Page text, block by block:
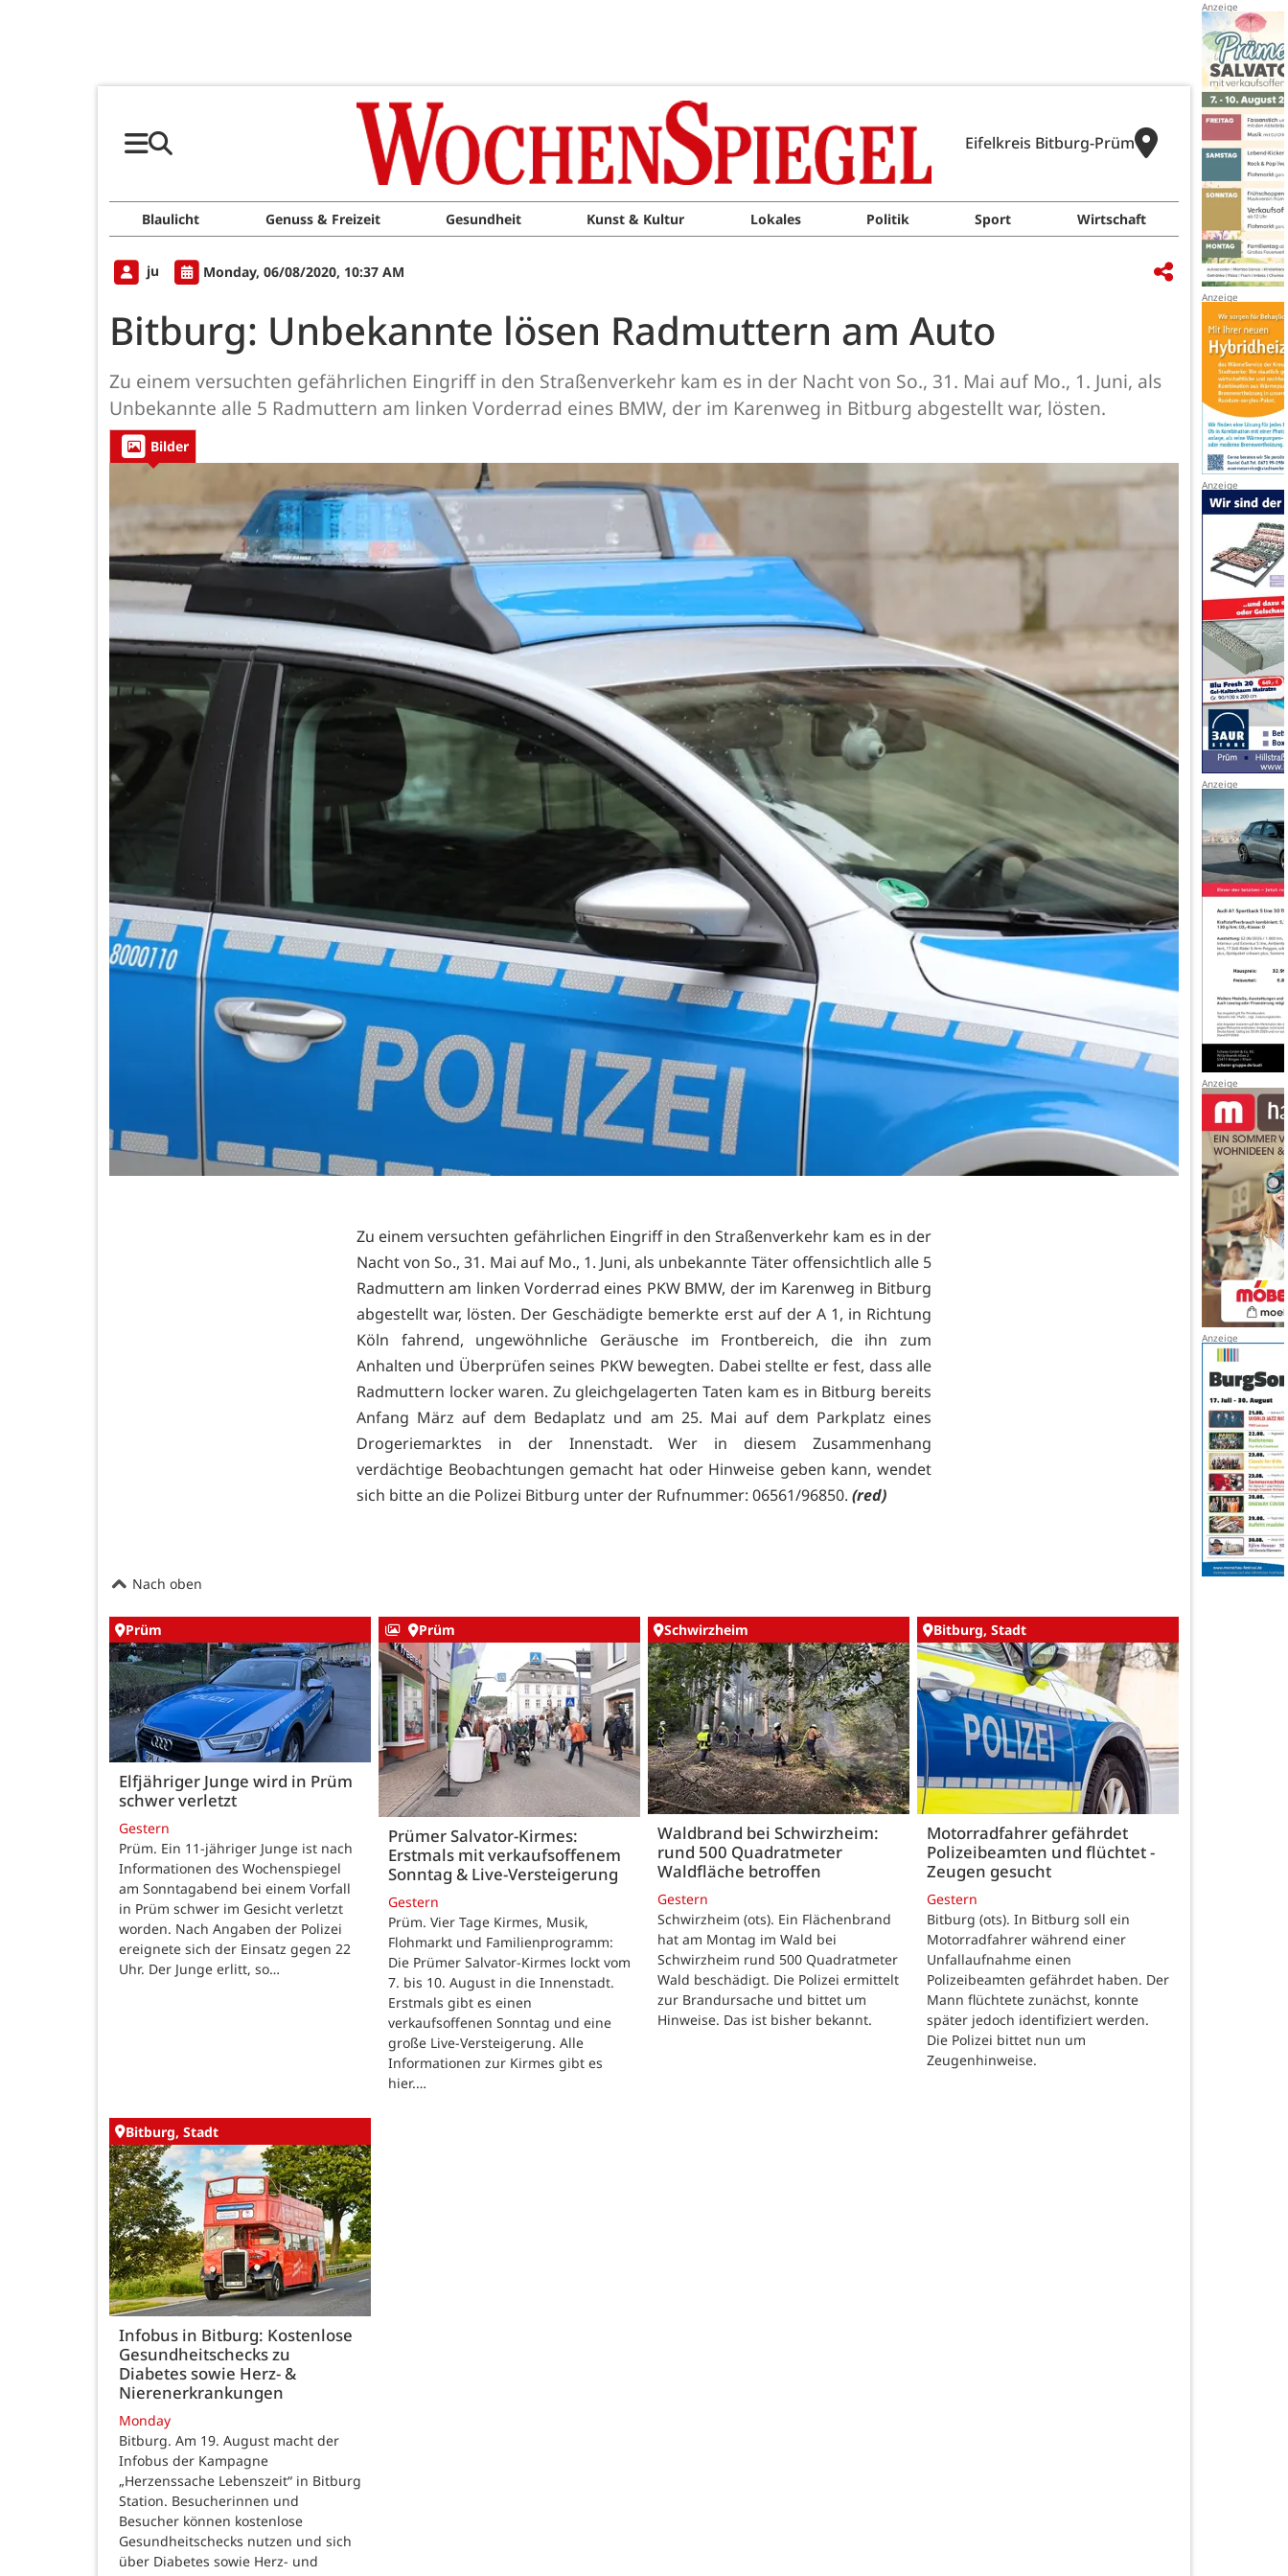
Eifelkreis Bitburg-Prüm
Blaulicht Genuss & Freizeit Gesundheit Kunst & Kultur Lokales Politik Sport Wirtschaft
ju Monday, 06/08/2020, 10:37 AM
Bitburg: Unbekannte lösen Radmuttern am Auto
Zu einem versuchten gefährlichen Eingriff in den Straßenverkehr kam es in der Nacht von So., 31. Mai auf Mo., 1. Juni, als
Unbekannte alle 5 Radmuttern am linken Vorderrad eines BMW, der im Karenweg in Bitburg abgestellt war, lösten.
Bilder
Zu einem versuchten gefährlichen Eingriff in den Straßenverkehr kam es in der
Nacht von So., 31. Mai auf Mo., 1. Juni, als unbekannte Täter offensichtlich alle 5
Radmuttern am linken Vorderrad eines PKW BMW, der im Karenweg in Bitburg
abgestellt war, lösten. Der Geschädigte bemerkte erst auf der A 1, in Richtung
Köln fahrend, ungewöhnliche Geräusche im Frontbereich, die ihn zum
Anhalten und Überprüfen seines PKW bewegten. Dabei stellte er fest, dass alle
Radmuttern locker waren. Zu gleichgelagerten Taten kam es in Bitburg bereits
Anfang März auf dem Bedaplatz und am 25. Mai auf dem Parkplatz eines
Drogeriemarktes in der Innenstadt. Wer in diesem Zusammenhang
verdächtige Beobachtungen gemacht hat oder Hinweise geben kann, wendet
sich bitte an die Polizei Bitburg unter der Rufnummer: 06561/96850. (red)
Nach oben
Prüm
Elfjähriger Junge wird in Prüm
schwer verletzt
Gestern
Prüm. Ein 11-jähriger Junge ist nach
Informationen des Wochenspiegel
am Sonntagabend bei einem Vorfall
in Prüm schwer im Gesicht verletzt
worden. Nach Angaben der Polizei
ereignete sich der Einsatz gegen 22
Uhr. Der Junge erlitt, so…
Prüm
Prümer Salvator-Kirmes:
Erstmals mit verkaufsoffenem
Sonntag & Live-Versteigerung
Gestern
Prüm. Vier Tage Kirmes, Musik,
Flohmarkt und Familienprogramm:
Die Prümer Salvator-Kirmes lockt vom
7. bis 10. August in die Innenstadt.
Erstmals gibt es einen
verkaufsoffenen Sonntag und eine
große Live-Versteigerung. Alle
Informationen zur Kirmes gibt es
hier.…
Schwirzheim
Waldbrand bei Schwirzheim:
rund 500 Quadratmeter
Waldfläche betroffen
Gestern
Schwirzheim (ots). Ein Flächenbrand
hat am Montag im Wald bei
Schwirzheim rund 500 Quadratmeter
Wald beschädigt. Die Polizei ermittelt
zur Brandursache und bittet um
Hinweise. Das ist bisher bekannt.
Bitburg, Stadt
Motorradfahrer gefährdet
Polizeibeamten und flüchtet -
Zeugen gesucht
Gestern
Bitburg (ots). In Bitburg soll ein
Motorradfahrer während einer
Unfallaufnahme einen
Polizeibeamten gefährdet haben. Der
Mann flüchtete zunächst, konnte
später jedoch identifiziert werden.
Die Polizei bittet nun um
Zeugenhinweise.
Bitburg, Stadt
Infobus in Bitburg: Kostenlose
Gesundheitschecks zu
Diabetes sowie Herz- &
Nierenerkrankungen
Monday
Bitburg. Am 19. August macht der
Infobus der Kampagne
„Herzenssache Lebenszeit“ in Bitburg
Station. Besucherinnen und
Besucher können kostenlose
Gesundheitschecks nutzen und sich
über Diabetes sowie Herz- und